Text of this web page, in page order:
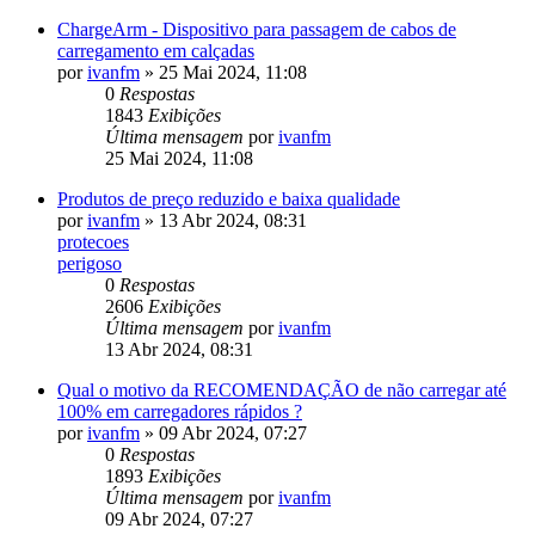
ChargeArm - Dispositivo para passagem de cabos de
carregamento em calçadas
porivanfm » 25 Mai 2024, 11:08
0 Respostas
1843 Exibições
Última mensagem porivanfm
25 Mai 2024, 11:08
Produtos de preço reduzido e baixa qualidade
porivanfm » 13 Abr 2024, 08:31
protecoes
perigoso
0 Respostas
2606 Exibições
Última mensagem porivanfm
13 Abr 2024, 08:31
Qual o motivo da RECOMENDAÇÃO de não carregar até
100% em carregadores rápidos ?
porivanfm » 09 Abr 2024, 07:27
0 Respostas
1893 Exibições
Última mensagem porivanfm
09 Abr 2024, 07:27